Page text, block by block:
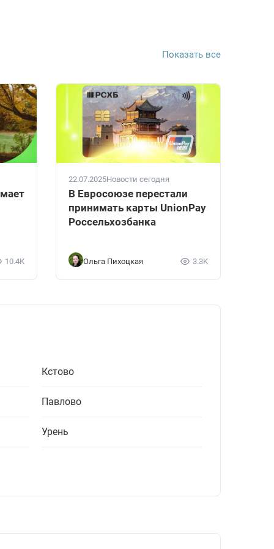
Показать все
10.4K
22.07.2025Новости сегодня
В Евросоюзе перестали
принимать карты UnionPay
Россельхозбанка
Ольга Пихоцкая 3.3K
Кстово
Павлово
Урень